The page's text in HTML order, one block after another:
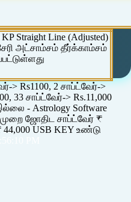
Straight Line (Adjusted)
அட்சாம்சம் தீர்க்காம்சம்
> Rs1100, 2 சாப்ட்வேர்->
33 சாப்ட்வேர்-> Rs.11,000
- Astrology Software
ஜோதிட சாப்ட்வேர் ₹
44,000 USB KEY உண்டு